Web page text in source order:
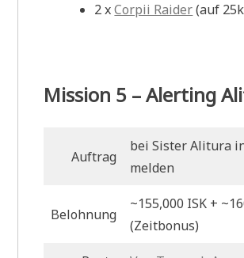
2 xCorpii Raider(auf
Mission 5 – Alerting
Auftrag
bei Sister Alitura
melden
Belohnung
~155,000 ISK +
(Zeitbonus)